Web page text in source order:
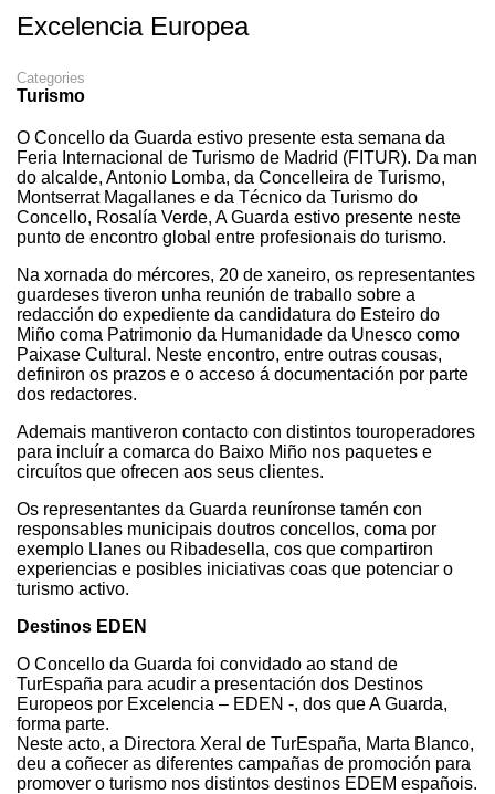
Excelencia Europea
Categories
Turismo
O Concello da Guarda estivo presente esta semana da
Feria Internacional de Turismo de Madrid (FITUR). Da man
do alcalde, Antonio Lomba, da Concelleira de Turismo,
Montserrat Magallanes e da Técnico da Turismo do
Concello, Rosalía Verde, A Guarda estivo presente neste
punto de encontro global entre profesionais do turismo.
Na xornada do mércores, 20 de xaneiro, os representantes
guardeses tiveron unha reunión de traballo sobre a
redacción do expediente da candidatura do Esteiro do
Miño coma Patrimonio da Humanidade da Unesco como
Paixase Cultural. Neste encontro, entre outras cousas,
definiron os prazos e o acceso á documentación por parte
dos redactores.
Ademais mantiveron contacto con distintos touroperadores
para incluír a comarca do Baixo Miño nos paquetes e
circuítos que ofrecen aos seus clientes.
Os representantes da Guarda reuníronse tamén con
responsables municipais doutros concellos, coma por
exemplo Llanes ou Ribadesella, cos que compartiron
experiencias e posibles iniciativas coas que potenciar o
turismo activo.
Destinos EDEN
O Concello da Guarda foi convidado ao stand de
TurEspaña para acudir a presentación dos Destinos
Europeos por Excelencia – EDEN -, dos que A Guarda,
forma parte.
Neste acto, a Directora Xeral de TurEspaña, Marta Blanco,
deu a coñecer as diferentes campañas de promoción para
promover o turismo nos distintos destinos EDEM españois.